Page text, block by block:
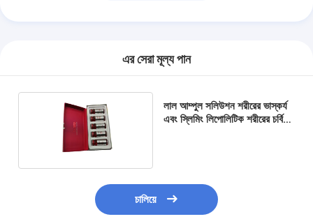
এর সেরা মূল্য পান
লাল আম্পুল সলিউশন শরীরের ভাস্কর্য
এবং স্লিমিং লিপোলিটিক শরীরের চর্বি
চালিয়ে